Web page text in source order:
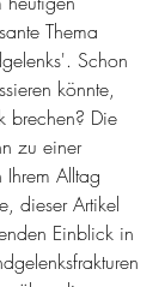
Thema
Schon
könnte,
brechen? Die
zu einer
Alltag
dieser Artikel
Einblick in